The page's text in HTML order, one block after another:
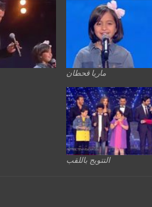
ماريا قحطان
التتويج باللقب